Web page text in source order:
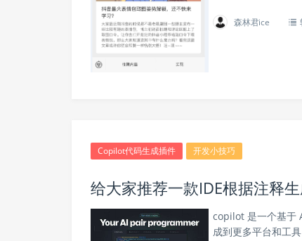
森林君ice
Copilot代码生成插件 开发小技巧
给大家推荐一款IDE根据注释
copilot 是一个基于
成到更多平台和工